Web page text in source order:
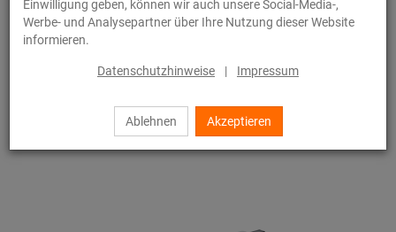
Einwilligung geben, können wir auch unsere Social-Media-,
Werbe- und Analysepartner über Ihre Nutzung dieser Website
informieren.
Datenschutzhinweise | Impressum
Ablehnen Akzeptieren
Online-Katalog Befestigungstechnik
Fest- und Lospunkte
Schiebeschlitten 2,3 kN